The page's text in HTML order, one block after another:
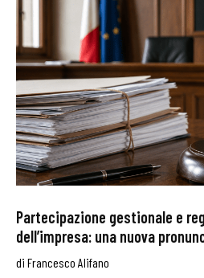
Partecipazione gestionale e
dell’impresa: una nuova
di Francesco Alifano